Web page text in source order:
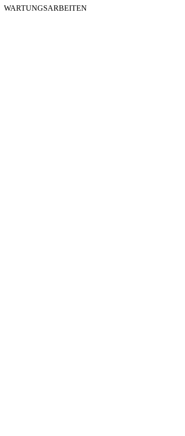
WARTUNGSARBEITEN